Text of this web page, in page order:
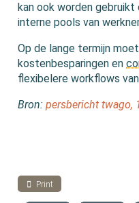
kan ook worden
interne pools van
Op de lange termijn
kostenbesparingen en
flexibelere workflows
Bron:persbericht twago,
Print